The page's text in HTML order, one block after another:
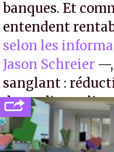
banques. Et
entendent
selon les
Jason Schreier
sanglant :
de studios et
FCet Battlefield,